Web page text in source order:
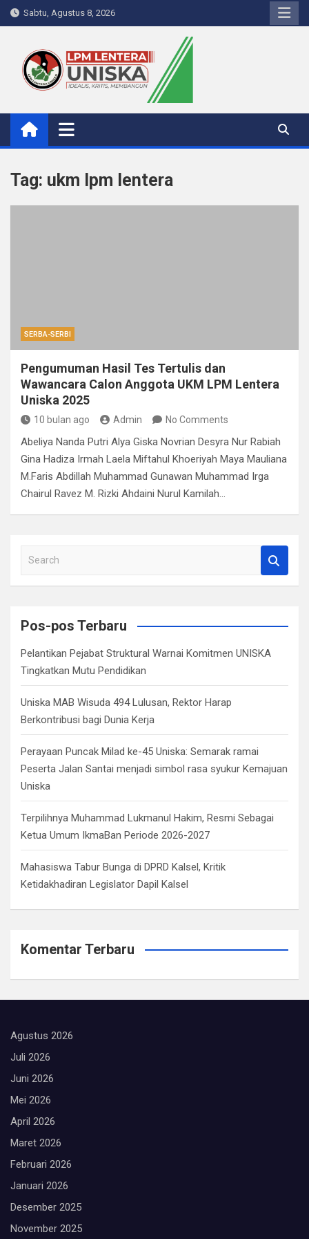
Skip
to
Sabtu, Agustus 8, 2026
LPM Lentera Uniska
Portal Berita Kampus
Tag: ukm lpm lentera
SERBA-SERBI
Pengumuman Hasil Tes Tertulis dan
Wawancara Calon Anggota UKM LPM Lentera
Uniska 2025
10 bulan ago Admin No Comments
Abeliya Nanda Putri Alya Giska Novrian Desyra Nur Rabiah
Gina Hadiza Irmah Laela Miftahul Khoeriyah Maya Mauliana
M.Faris Abdillah Muhammad Gunawan Muhammad Irga
Chairul Ravez M. Rizki Ahdaini Nurul Kamilah…
a
c
Pos-pos Terbaru
Pelantikan Pejabat Struktural Warnai Komitmen UNISKA
Tingkatkan Mutu Pendidikan
Uniska MAB Wisuda 494 Lulusan, Rektor Harap
Berkontribusi bagi Dunia Kerja
Perayaan Puncak Milad ke-45 Uniska: Semarak ramai
Peserta Jalan Santai menjadi simbol rasa syukur Kemajuan
Uniska
Terpilihnya Muhammad Lukmanul Hakim, Resmi Sebagai
Ketua Umum IkmaBan Periode 2026-2027
Mahasiswa Tabur Bunga di DPRD Kalsel, Kritik
Ketidakhadiran Legislator Dapil Kalsel
Komentar Terbaru
Agustus 2026
Juli 2026
Juni 2026
Mei 2026
April 2026
Maret 2026
Februari 2026
Januari 2026
Desember 2025
November 2025